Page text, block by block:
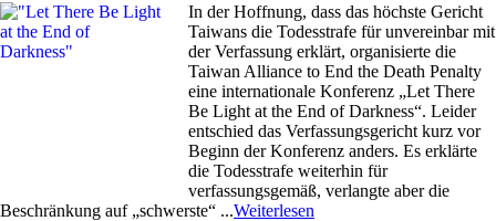
In der Hoffnung, dass das höchste Gericht
Taiwans die Todesstrafe für unvereinbar mit
der Verfassung erklärt, organisierte die
Taiwan Alliance to End the Death Penalty
eine internationale Konferenz „Let There
Be Light at the End of Darkness“. Leider
entschied das Verfassungsgericht kurz vor
Beginn der Konferenz anders. Es erklärte
die Todesstrafe weiterhin für
verfassungsgemäß, verlangte aber die
Beschränkung auf „schwerste“ ...Weiterlesen